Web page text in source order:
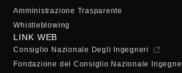
Amministrazione Trasparente
Whistleblowing
LINK WEB
Consiglio Nazionale Degli Ingegneri
Fondazione del Consiglio Nazionale